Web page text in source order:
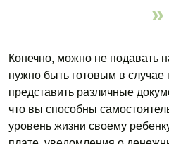
Конечно, можно не подавать
нужно быть готовым в случае
представить различные
что вы способны
уровень жизни своему